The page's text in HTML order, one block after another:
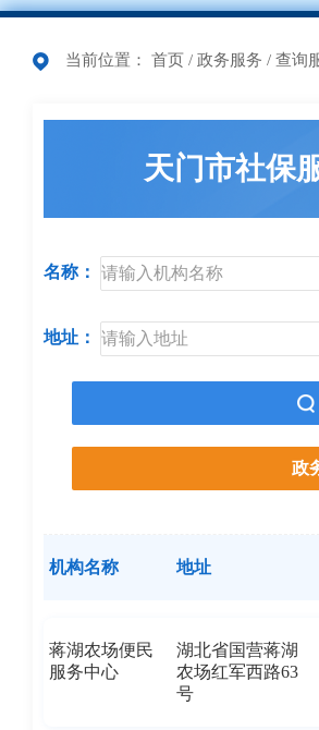
当前位置： 首页 / 政务服务 / 查询
天门市社保
名称：
地址：
政
机构名称 地址
蒋湖农场便民
服务中心
湖北省国营蒋湖
农场红军西路63
号